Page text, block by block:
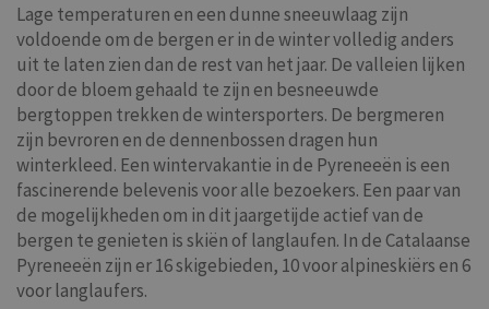
Lage temperaturen en een dunne sneeuwlaag zijn
voldoende om de bergen er in de winter volledig anders
uit te laten zien dan de rest van het jaar. De valleien lijken
door de bloem gehaald te zijn en besneeuwde
bergtoppen trekken de wintersporters. De bergmeren
zijn bevroren en de dennenbossen dragen hun
winterkleed. Een wintervakantie in de Pyreneeën is een
fascinerende belevenis voor alle bezoekers. Een paar van
de mogelijkheden om in dit jaargetijde actief van de
bergen te genieten is skiën of langlaufen. In de Catalaanse
Pyreneeën zijn er 16 skigebieden, 10 voor alpineskiërs en 6
voor langlaufers.